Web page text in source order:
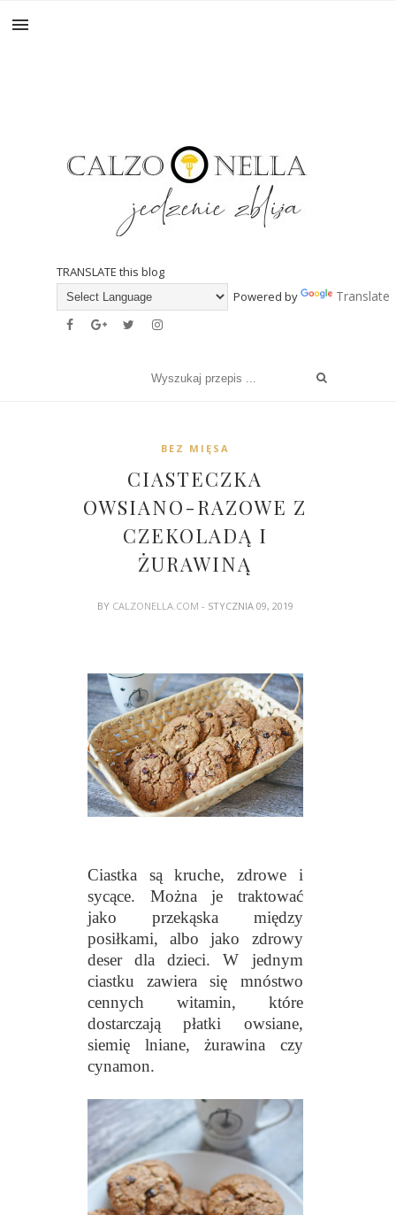
TRANSLATE this blog
Powered by
Translate
BEZ MIĘSA
CIASTECZKA
OWSIANO-RAZOWE Z
CZEKOLADĄ I
ŻURAWINĄ
BY CALZONELLA.COM - STYCZNIA 09, 2019
Ciastka są kruche, zdrowe i
sycące. Można je traktować
jako przekąska między
posiłkami, albo jako zdrowy
deser dla dzieci. W jednym
ciastku zawiera się mnóstwo
cennych witamin, które
dostarczają płatki owsiane,
siemię lniane, żurawina czy
cynamon.